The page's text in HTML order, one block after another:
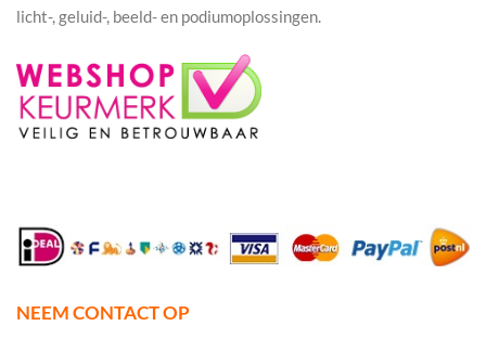
licht-, geluid-, beeld- en podiumoplossingen.
NEEM CONTACT OP